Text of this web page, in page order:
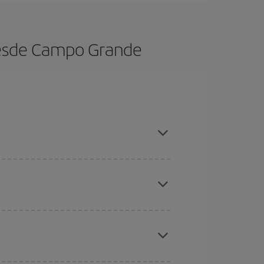
Campo Grande
el vuelo más barato.